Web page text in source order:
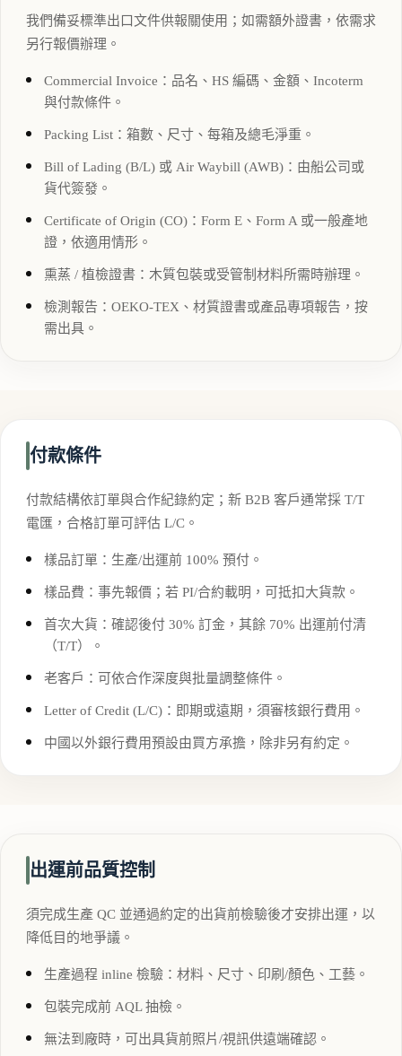
我們備妥標準出口文件供報關使用；如需額外證書，依需求
另行報價辦理。
Commercial Invoice：品名、HS 編碼、金額、Incoterm
與付款條件。
Packing List：箱數、尺寸、每箱及總毛淨重。
Bill of Lading (B/L) 或 Air Waybill (AWB)：由船公司或
貨代簽發。
Certificate of Origin (CO)：Form E、Form A 或一般產地
證，依適用情形。
熏蒸 / 植檢證書：木質包裝或受管制材料所需時辦理。
檢測報告：OEKO-TEX、材質證書或產品專項報告，按
需出具。
付款條件
付款結構依訂單與合作紀錄約定；新 B2B 客戶通常採 T/T
電匯，合格訂單可評估 L/C。
樣品訂單：生產/出運前 100% 預付。
樣品費：事先報價；若 PI/合約載明，可抵扣大貨款。
首次大貨：確認後付 30% 訂金，其餘 70% 出運前付清
（T/T）。
老客戶：可依合作深度與批量調整條件。
Letter of Credit (L/C)：即期或遠期，須審核銀行費用。
中國以外銀行費用預設由買方承擔，除非另有約定。
出運前品質控制
須完成生產 QC 並通過約定的出貨前檢驗後才安排出運，以
降低目的地爭議。
生產過程 inline 檢驗：材料、尺寸、印刷/顏色、工藝。
包裝完成前 AQL 抽檢。
無法到廠時，可出具貨前照片/視訊供遠端確認。